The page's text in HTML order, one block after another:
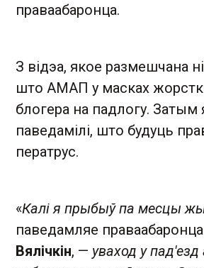
праваабаронца.
З відэа, якое размешчана
што АМАП у масках
блогера на падлогу. Затым
паведамілі, што будуць
ператрус.
«Калі я прыбыў па месцы
паведамляе праваабаронца
Вялічкін, — уваход у